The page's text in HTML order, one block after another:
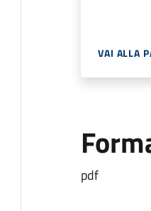
VAI ALLA
pdf